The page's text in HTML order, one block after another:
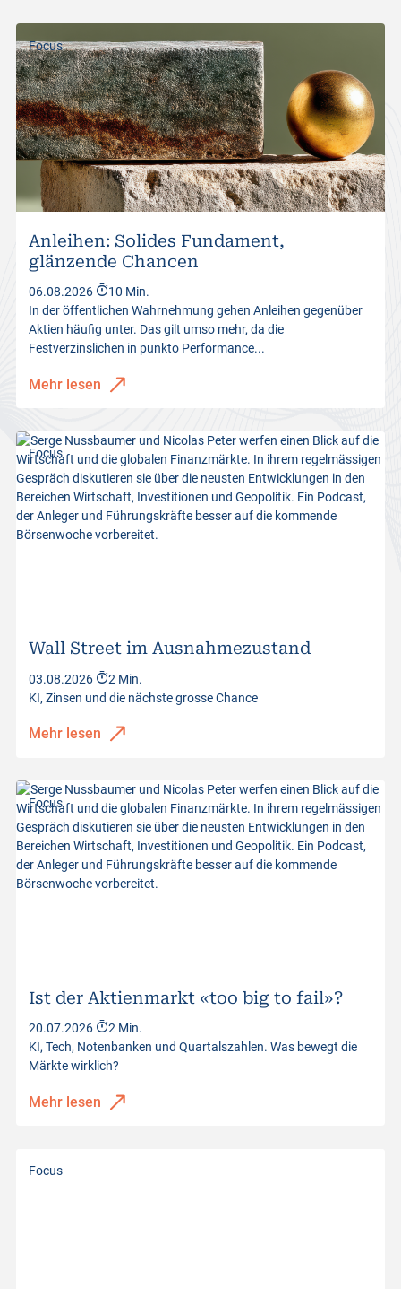
Focus
Anleihen: Solides Fundament,
glänzende Chancen
06.08.2026
10 Min.
In der öffentlichen Wahrnehmung gehen Anleihen gegenüber
Aktien häufig unter. Das gilt umso mehr, da die
Festverzinslichen in punkto Performance...
Mehr lesen
Focus
Wall Street im Ausnahmezustand
03.08.2026
2 Min.
KI, Zinsen und die nächste grosse Chance
Mehr lesen
Focus
Ist der Aktienmarkt «too big to fail»?
20.07.2026
2 Min.
KI, Tech, Notenbanken und Quartalszahlen. Was bewegt die
Märkte wirklich?
Mehr lesen
Focus